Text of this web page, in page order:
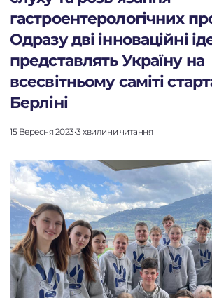
гастроентерологічних
Одразу дві інноваційні
представлять Україну на
всесвітньому саміті
Берліні
15 Вересня 2023•3 хвилини читання